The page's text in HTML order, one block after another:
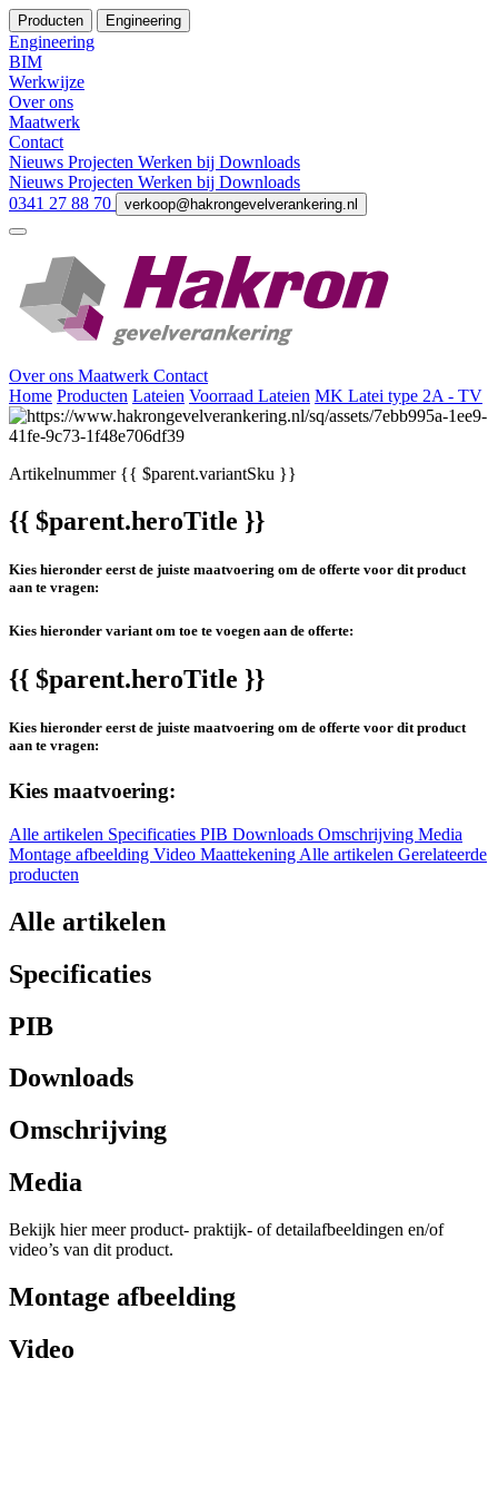
Producten Engineering
Engineering
BIM
Werkwijze
Over ons
Maatwerk
Contact
Nieuws Projecten Werken bij Downloads
Nieuws Projecten Werken bij Downloads
0341 27 88 70
verkoop@hakrongevelverankering.nl
Over ons Maatwerk Contact
Home Producten Lateien Voorraad Lateien MK Latei type 2A - TV
Artikelnummer{{ $parent.variantSku }}
{{ $parent.heroTitle }}
Kies hieronder eerst de juiste maatvoering om de offerte voor dit product
aan te vragen:
Kies hieronder variant om toe te voegen aan de offerte:
{{ $parent.heroTitle }}
Kies hieronder eerst de juiste maatvoering om de offerte voor dit product
aan te vragen:
Kies maatvoering:
Alle artikelen Specificaties PIB Downloads Omschrijving Media
Montage afbeelding Video Maattekening Alle artikelen Gerelateerde
producten
Alle artikelen
Specificaties
PIB
Downloads
Omschrijving
Media
Bekijk hier meer product- praktijk- of detailafbeeldingen en/of
video’s van dit product.
Montage afbeelding
Video